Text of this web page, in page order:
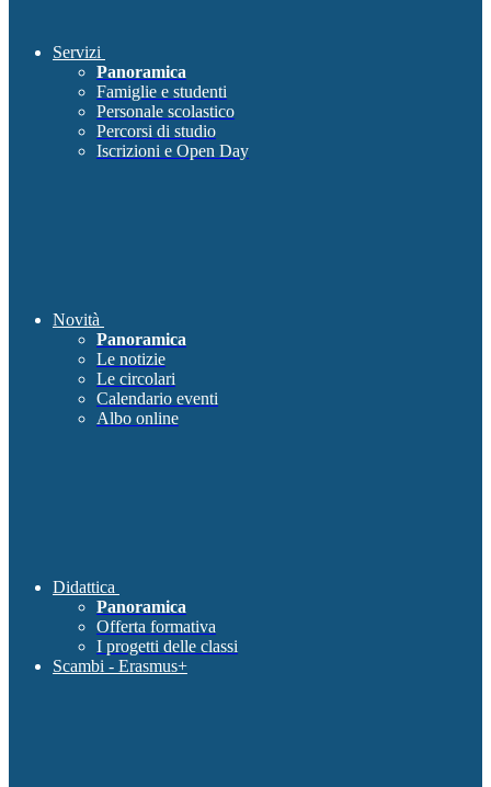
Servizi
Panoramica
Famiglie e studenti
Personale scolastico
Percorsi di studio
Iscrizioni e Open Day
Novità
Panoramica
Le notizie
Le circolari
Calendario eventi
Albo online
Didattica
Panoramica
Offerta formativa
I progetti delle classi
Scambi - Erasmus+